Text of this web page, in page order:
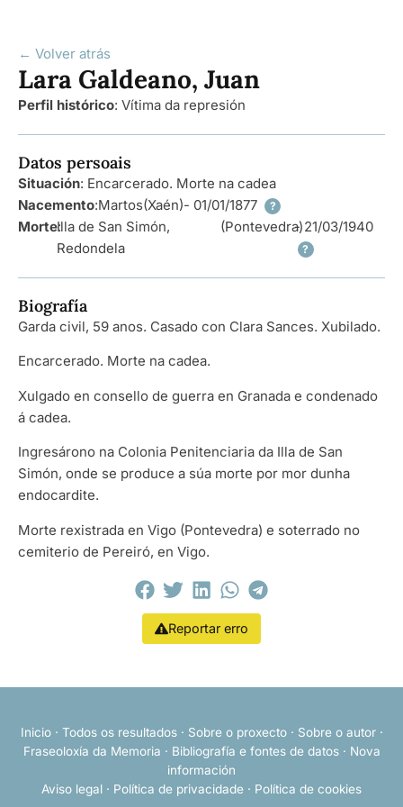
← Volver atrás
Lara Galdeano, Juan
Perfil histórico: Vítima da represión
Datos persoais
Situación: Encarcerado. Morte na cadea
Nacemento:Martos(Xaén)- 01/01/1877 ?
Morte:
Illa de San Simón,
Redondela
(Pontevedra)- 21/03/1940
?
Biografía
Garda civil, 59 anos. Casado con Clara Sances. Xubilado.
Encarcerado. Morte na cadea.
Xulgado en consello de guerra en Granada e condenado
á cadea.
Ingresárono na Colonia Penitenciaria da Illa de San
Simón, onde se produce a súa morte por mor dunha
endocardite.
Morte rexistrada en Vigo (Pontevedra) e soterrado no
cemiterio de Pereiró, en Vigo.
Reportar erro
Inicio· Todos os resultados· Sobre o proxecto· Sobre o autor·
Fraseoloxía da Memoria · Bibliografía e fontes de datos· Nova
información
Aviso legal · Política de privacidade · Política de cookies